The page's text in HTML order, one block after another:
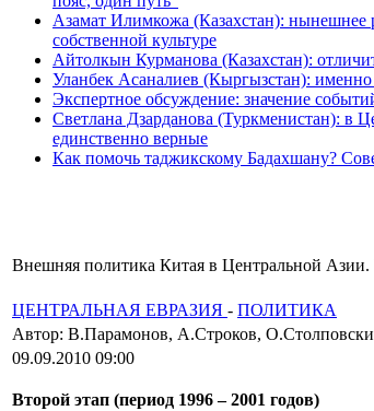
Азамат Илимкожа (Казахстан): нынешнее
собственной культуре
Айтолкын Курманова (Казахстан):
Уланбек Асаналиев (Кыргызстан):
Экспертное обсуждение: значение
Светлана Дзарданова (Туркменистан): в
единственно верные
Как помочь таджикскому Бадахшану?
Внешняя политика Китая в Центральной Азии.
ЦЕНТРАЛЬНАЯ ЕВРАЗИЯ - ПОЛИТИКА
Автор: В.Парамонов, А.Строков,
09.09.2010 09:00
Второй этап (период 1996 – 2001 годов)